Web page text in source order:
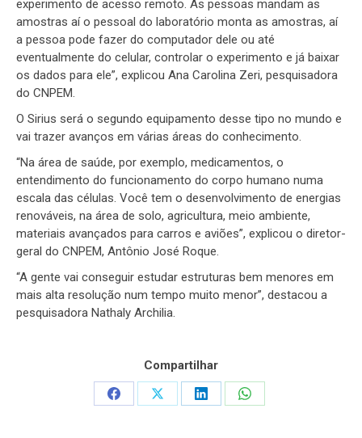
experimento de acesso remoto. As pessoas mandam as
amostras aí o pessoal do laboratório monta as amostras, aí
a pessoa pode fazer do computador dele ou até
eventualmente do celular, controlar o experimento e já baixar
os dados para ele”, explicou Ana Carolina Zeri, pesquisadora
do CNPEM.
O Sirius será o segundo equipamento desse tipo no mundo e
vai trazer avanços em várias áreas do conhecimento.
“Na área de saúde, por exemplo, medicamentos, o
entendimento do funcionamento do corpo humano numa
escala das células. Você tem o desenvolvimento de energias
renováveis, na área de solo, agricultura, meio ambiente,
materiais avançados para carros e aviões”, explicou o diretor-
geral do CNPEM, Antônio José Roque.
“A gente vai conseguir estudar estruturas bem menores em
mais alta resolução num tempo muito menor”, destacou a
pesquisadora Nathaly Archilia.
Compartilhar
Share
Share
Share
Share